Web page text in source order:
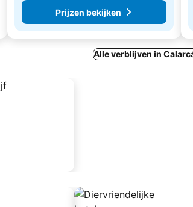
Prijzen bekijken
Alle verblijven in